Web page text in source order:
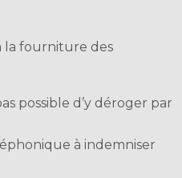
la fourniture des
possible d’y déroger par
à indemniser